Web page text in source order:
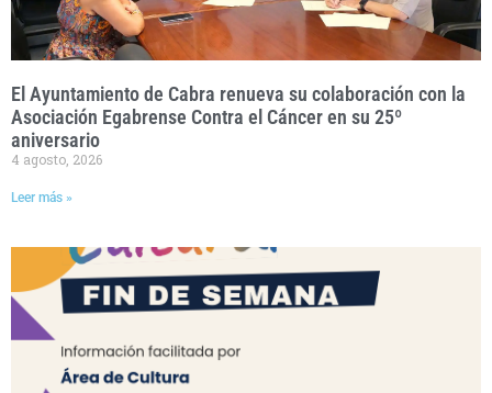
El Ayuntamiento de Cabra renueva su colaboración con la
Asociación Egabrense Contra el Cáncer en su 25º
aniversario
4 agosto, 2026
Leer más »